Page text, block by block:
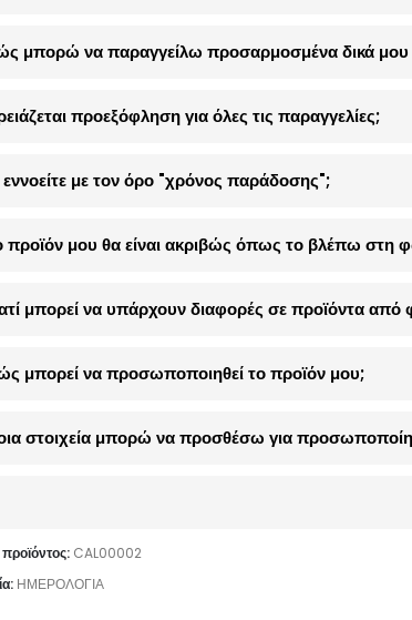
μπορώ να παραγγείλω προσαρμοσμένα δικά μου
προεξόφληση για όλες τις παραγγελίες;
εννοείτε με τον όρο "χρόνος παράδοσης";
προϊόν μου θα είναι ακριβώς όπως το βλέπω στη
μπορεί να υπάρχουν διαφορές σε προϊόντα από
μπορεί να προσωποποιηθεί το προϊόν μου;
στοιχεία μπορώ να προσθέσω για
CAL00002
ΗΜΕΡΟΛΟΓΙΑ